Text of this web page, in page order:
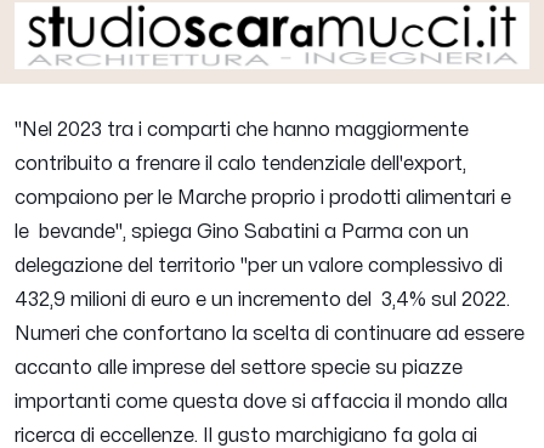
"Nel 2023 tra i comparti che hanno maggiormente
contribuito a frenare il calo tendenziale dell'export,
compaiono per le Marche proprio i prodotti alimentari e
le bevande", spiega Gino Sabatini a Parma con un
delegazione del territorio "per un valore complessivo di
432,9 milioni di euro e un incremento del 3,4% sul 2022.
Numeri che confortano la scelta di continuare ad essere
accanto alle imprese del settore specie su piazze
importanti come questa dove si affaccia il mondo alla
ricerca di eccellenze. Il gusto marchigiano fa gola ai